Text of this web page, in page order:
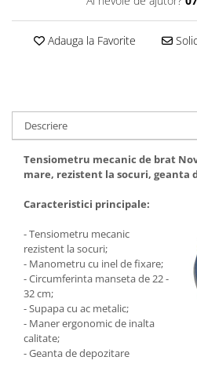
Adauga la Favorite
Descriere
Tensiometru mecanic de brat
mare, rezistent la socuri, geanta
Caracteristici principale:
- Tensiometru mecanic
rezistent la socuri;
- Manometru cu inel de fixare;
- Circumferinta manseta de 22 -
32 cm;
- Supapa cu ac metalic;
- Maner ergonomic de inalta
calitate;
- Geanta de depozitare